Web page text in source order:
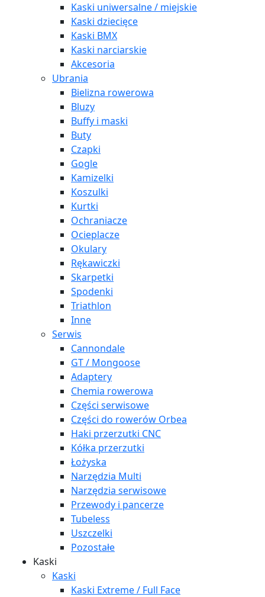
Kaski uniwersalne / miejskie
Kaski dziecięce
Kaski BMX
Kaski narciarskie
Akcesoria
Ubrania
Bielizna rowerowa
Bluzy
Buffy i maski
Buty
Czapki
Gogle
Kamizelki
Koszulki
Kurtki
Ochraniacze
Ocieplacze
Okulary
Rękawiczki
Skarpetki
Spodenki
Triathlon
Inne
Serwis
Cannondale
GT / Mongoose
Adaptery
Chemia rowerowa
Części serwisowe
Części do rowerów Orbea
Haki przerzutki CNC
Kółka przerzutki
Łożyska
Narzędzia Multi
Narzędzia serwisowe
Przewody i pancerze
Tubeless
Uszczelki
Pozostałe
Kaski
Kaski
Kaski Extreme / Full Face